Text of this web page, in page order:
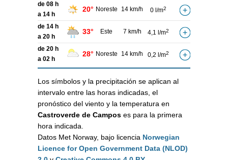
de 08 h
a 14 h
20° Noreste 14 km/h 0 l/m2
de 14 h
a 20 h
33° Este 7 km/h 4,1 l/m2
de 20 h
a 02 h
28° Noreste 14 km/h 0,2 l/m2
Los símbolos y la precipitación se aplican al
intervalo entre las horas indicadas, el
pronóstico del viento y la temperatura en
Castroverde de Campos es para la primera
hora indicada.
Datos Met Norway, bajo licencia Norwegian
Licence for Open Government Data (NLOD)